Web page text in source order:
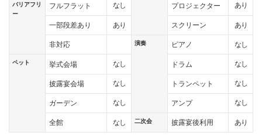
バリアフリ
ー
フルフラット なし
一部段差あり あり
非対応
ペット 挙式会場 なし
披露宴会場 なし
ガーデン なし
全館 なし
プロジェクター あり
スクリーン あり
演奏 ピアノ なし
ドラム なし
トランペット なし
アンプ なし
二次会 披露宴後利用 あり